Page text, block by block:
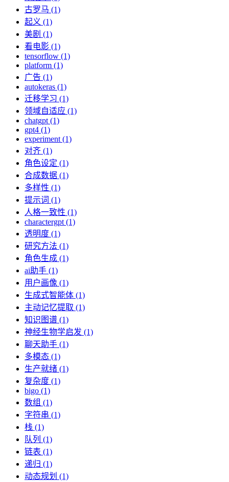
古罗马 (1)
起义 (1)
美剧 (1)
看电影 (1)
tensorflow (1)
platform (1)
广告 (1)
autokeras (1)
迁移学习 (1)
领域自适应 (1)
chatgpt (1)
gpt4 (1)
experiment (1)
对齐 (1)
角色设定 (1)
合成数据 (1)
多样性 (1)
提示词 (1)
人格一致性 (1)
charactergpt (1)
透明度 (1)
研究方法 (1)
角色生成 (1)
ai助手 (1)
用户画像 (1)
生成式智能体 (1)
主动记忆提取 (1)
知识图谱 (1)
神经生物学启发 (1)
聊天助手 (1)
多模态 (1)
生产就绪 (1)
复杂度 (1)
bigo (1)
数组 (1)
字符串 (1)
栈 (1)
队列 (1)
链表 (1)
递归 (1)
动态规划 (1)